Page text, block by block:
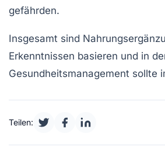
gefährden.
Insgesamt sind
Erkenntnissen basieren und in
Gesundheitsmanagement sollte
Teilen: